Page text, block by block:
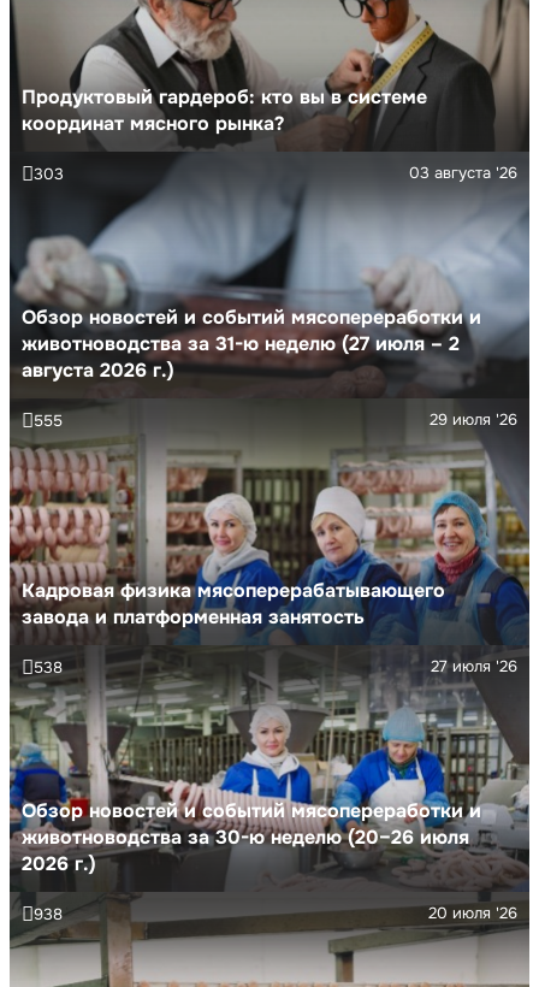
Продуктовый гардероб: кто вы в системе
координат мясного рынка?
Обзор новостей и событий мясопереработки и
животноводства за 31-ю неделю (27 июля – 2
августа 2026 г.)
03 августа '26
303
Кадровая физика мясоперерабатывающего
завода и платформенная занятость
29 июля '26
555
Обзор новостей и событий мясопереработки и
животноводства за 30-ю неделю (20–26 июля
2026 г.)
27 июля '26
538
20 июля '26
938